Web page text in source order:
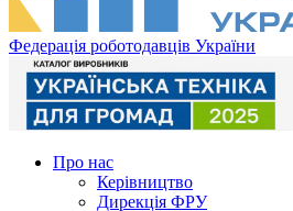
Федерація роботодавців України
Про нас
Керівництво
Дирекція ФРУ